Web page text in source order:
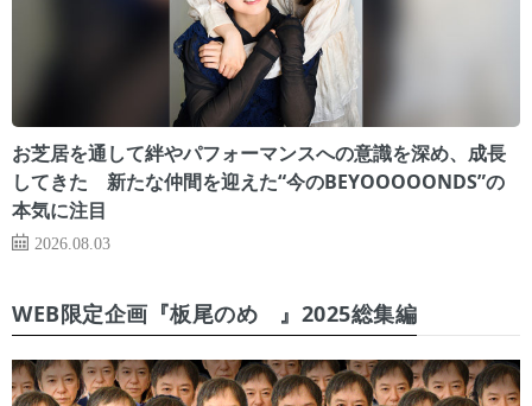
お芝居を通して絆やパフォーマンスへの意識を深め、成長
してきた 新たな仲間を迎えた“今のBEYOOOOONDS”の
本気に注目
2026.08.03
WEB限定企画『板尾のめ゙』2025総集編